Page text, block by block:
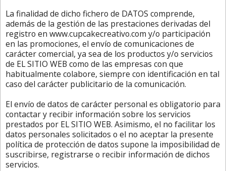
La finalidad de dicho fichero de DATOS comprende,
además de la gestión de las prestaciones derivadas del
registro en www.cupcakecreativo.com y/o participación
en las promociones, el envío de comunicaciones de
carácter comercial, ya sea de los productos y/o servicios
de EL SITIO WEB como de las empresas con que
habitualmente colabore, siempre con identificación en tal
caso del carácter publicitario de la comunicación.
El envío de datos de carácter personal es obligatorio para
contactar y recibir información sobre los servicios
prestados por EL SITIO WEB. Asimismo, el no facilitar los
datos personales solicitados o el no aceptar la presente
política de protección de datos supone la imposibilidad de
suscribirse, registrarse o recibir información de dichos
servicios.